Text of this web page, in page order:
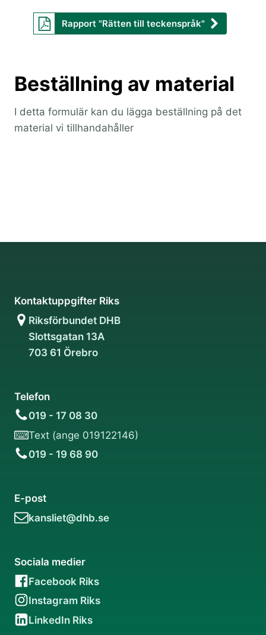
Rapport "Rätten till teckenspråk"
Beställning av material
I detta formulär kan du lägga beställning på det
material vi tillhandahåller
Kontaktuppgifter Riks
Riksförbundet DHB
Slottsgatan 13A
703 61 Örebro
Telefon
019 - 17 08 30
Text (ange 019122146)
019 - 19 68 90
E-post
kansliet@dhb.se
Sociala medier
Facebook Riks
Instagram Riks
LinkedIn Riks